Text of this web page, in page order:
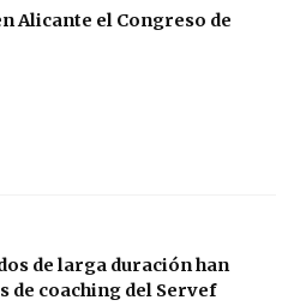
Alicante el Congreso de
de larga duración han
de coaching del Servef